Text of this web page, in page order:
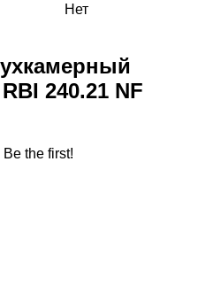
Нет
240.21 NF
the first!